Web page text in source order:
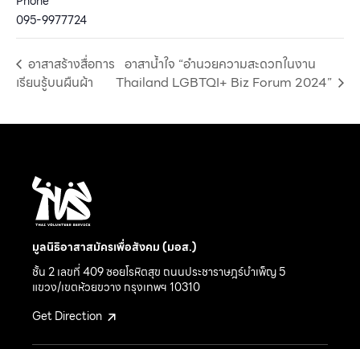
095-9977724
อาสาสร้างสื่อการ
เรียนรู้บนผืนผ้า
อาสาน้ำใจ “อำนวยความสะดวกในงาน
Thailand LGBTQI+ Biz Forum 2024”
มูลนิธิอาสาสมัครเพื่อสังคม (มอส.)
ชั้น 2 เลขที่ 409 ซอยโรหิตสุข ถนนประชาราษฎร์บำเพ็ญ 5
แขวง/เขตห้วยขวาง กรุงเทพฯ 10310
Get Direction